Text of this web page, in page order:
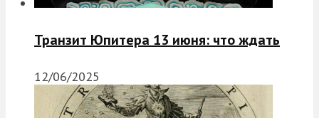
Транзит Юпитера 13 июня: что ждать
12/06/2025